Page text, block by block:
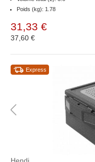
Poids (kg): 1.78
31,33 €
37,60 €
Express